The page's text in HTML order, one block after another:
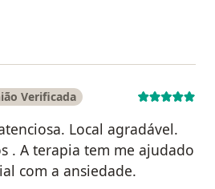
Verificada
Local agradável.
. A terapia tem me ajudado
com a ansiedade.